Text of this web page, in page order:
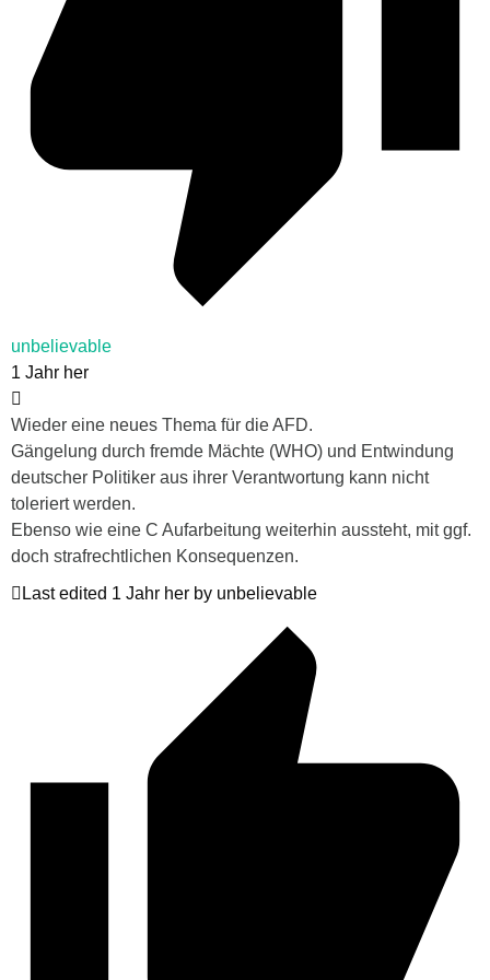
unbelievable
1 Jahr her
Wieder eine neues Thema für die AFD.
Gängelung durch fremde Mächte (WHO) und Entwindung
deutscher Politiker aus ihrer Verantwortung kann nicht
toleriert werden.
Ebenso wie eine C Aufarbeitung weiterhin aussteht, mit ggf.
doch strafrechtlichen Konsequenzen.
Last edited 1 Jahr her by unbelievable